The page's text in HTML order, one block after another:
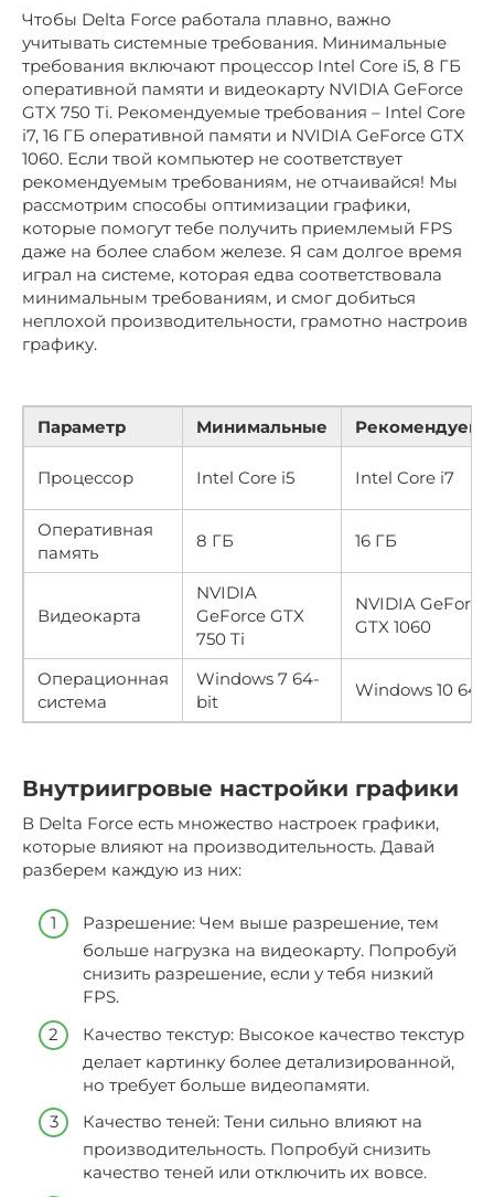
Чтобы Delta Force работала плавно, важно
учитывать системные требования. Минимальные
требования включают процессор Intel Core i5, 8 ГБ
оперативной памяти и видеокарту NVIDIA GeForce
GTX 750 Ti. Рекомендуемые требования – Intel Core
i7, 16 ГБ оперативной памяти и NVIDIA GeForce GTX
1060. Если твой компьютер не соответствует
рекомендуемым требованиям, не отчаивайся! Мы
рассмотрим способы оптимизации графики,
которые помогут тебе получить приемлемый FPS
даже на более слабом железе. Я сам долгое время
играл на системе, которая едва соответствовала
минимальным требованиям, и смог добиться
неплохой производительности, грамотно настроив
графику.
Параметр Минимальные
Процессор Intel Core i5 Intel Core i7
Оперативная
память
8 ГБ 16 ГБ
Видеокарта
NVIDIA
GeForce GTX
750 Ti
NVIDIA GeForce
GTX 1060
Операционная
система
Windows 7 64-
bit
Windows 10 64-
Внутриигровые настройки графики
В Delta Force есть множество настроек графики,
которые влияют на производительность. Давай
разберем каждую из них:
Разрешение: Чем выше разрешение, тем
больше нагрузка на видеокарту. Попробуй
снизить разрешение, если у тебя низкий
FPS.
Качество текстур: Высокое качество текстур
делает картинку более детализированной,
но требует больше видеопамяти.
Качество теней: Тени сильно влияют на
производительность. Попробуй снизить
качество теней или отключить их вовсе.